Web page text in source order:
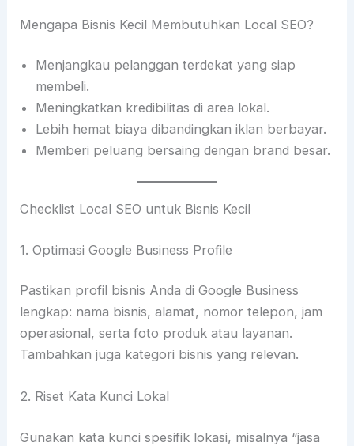
Mengapa Bisnis Kecil Membutuhkan Local SEO?
Menjangkau pelanggan terdekat yang siap
membeli.
Meningkatkan kredibilitas di area lokal.
Lebih hemat biaya dibandingkan iklan berbayar.
Memberi peluang bersaing dengan brand besar.
Checklist Local SEO untuk Bisnis Kecil
1. Optimasi Google Business Profile
Pastikan profil bisnis Anda di Google Business
lengkap: nama bisnis, alamat, nomor telepon, jam
operasional, serta foto produk atau layanan.
Tambahkan juga kategori bisnis yang relevan.
2. Riset Kata Kunci Lokal
Gunakan kata kunci spesifik lokasi, misalnya “jasa